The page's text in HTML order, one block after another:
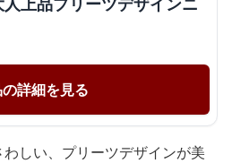
詳細を見る
しい、プリーツデザインが美